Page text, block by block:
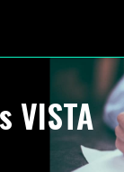
VISTA